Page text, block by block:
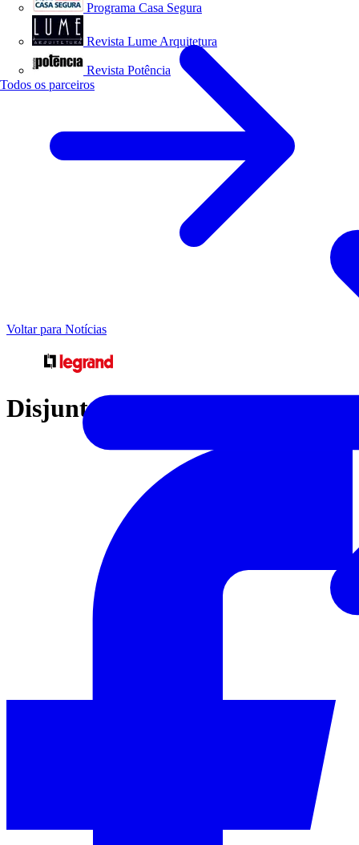
Programa Casa Segura
Revista Lume Arquitetura
Revista Potência
Todos os parceiros
Voltar para Notícias
Disjuntores Legrand